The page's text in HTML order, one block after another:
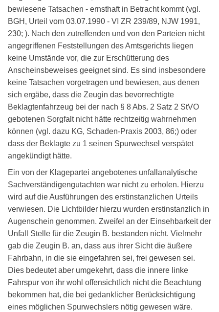
bewiesene Tatsachen - ernsthaft in Betracht kommt (vgl.
BGH, Urteil vom 03.07.1990 - VI ZR 239/89, NJW 1991,
230; ). Nach den zutreffenden und von den Parteien nicht
angegriffenen Feststellungen des Amtsgerichts liegen
keine Umstände vor, die zur Erschütterung des
Anscheinsbeweises geeignet sind. Es sind insbesondere
keine Tatsachen vorgetragen und bewiesen, aus denen
sich ergäbe, dass die Zeugin das bevorrechtigte
Beklagtenfahrzeug bei der nach § 8 Abs. 2 Satz 2 StVO
gebotenen Sorgfalt nicht hätte rechtzeitig wahrnehmen
können (vgl. dazu KG, Schaden-Praxis 2003, 86;) oder
dass der Beklagte zu 1 seinen Spurwechsel verspätet
angekündigt hätte.
Ein von der Klagepartei angebotenes unfallanalytische
Sachverständigengutachten war nicht zu erholen. Hierzu
wird auf die Ausführungen des erstinstanzlichen Urteils
verwiesen. Die Lichtbilder hierzu wurden erstinstanzlich in
Augenschein genommen. Zweifel an der Einsehbarkeit der
Unfall Stelle für die Zeugin B. bestanden nicht. Vielmehr
gab die Zeugin B. an, dass aus ihrer Sicht die äußere
Fahrbahn, in die sie eingefahren sei, frei gewesen sei.
Dies bedeutet aber umgekehrt, dass die innere linke
Fahrspur von ihr wohl offensichtlich nicht die Beachtung
bekommen hat, die bei gedanklicher Berücksichtigung
eines möglichen Spurwechslers nötig gewesen wäre.